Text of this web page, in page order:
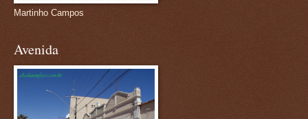
Martinho Campos
Avenida